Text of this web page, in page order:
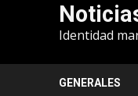
Identidad
GENERALES